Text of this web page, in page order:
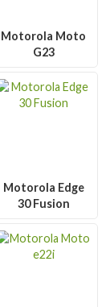
Motorola Moto
G23
Motorola Edge
30 Fusion